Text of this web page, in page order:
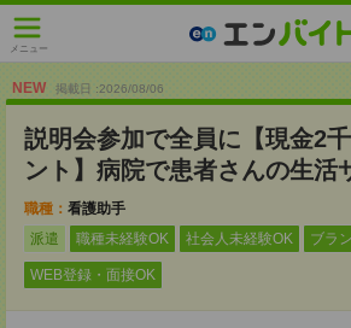
メニュー
NEW 掲載日 :2026/08/06
説明会参加で全員に【現金2
ント】病院で患者さんの生活
職種： 看護助手
派遣
職種未経験OK 社会人未経験OK ブラ
WEB登録・面接OK